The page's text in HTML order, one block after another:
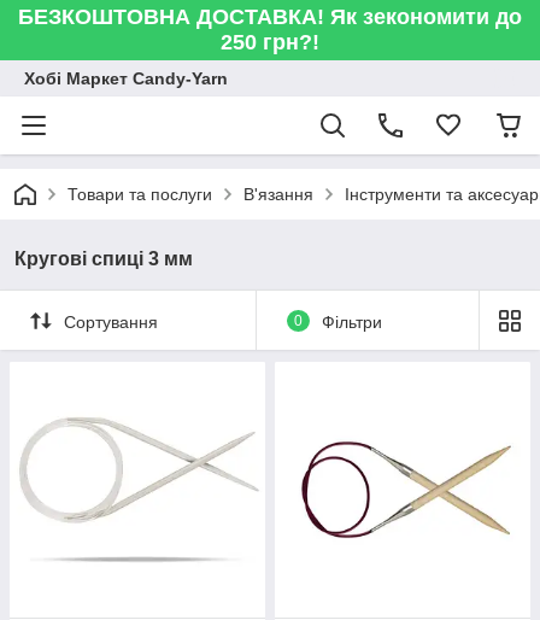
БЕЗКОШТОВНА ДОСТАВКА! Як зекономити до
250 грн?!
Хобі Маркет Candy-Yarn
Товари та послуги В'язання Інструменти та
Кругові спиці 3 мм
Сортування 0 Фільтри